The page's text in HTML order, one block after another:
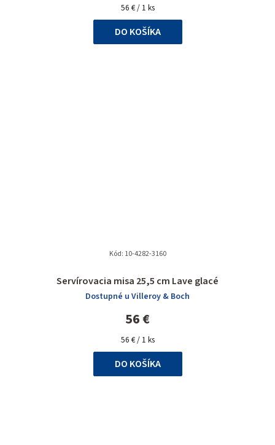
Jednotková
cena:
56 € / 1 ks
DO KOŠÍKA
Servírovacia misa 25,5 cm Lave glacé
Dostupné u Villeroy & Boch
56 €
Jednotková
cena:
56 € / 1 ks
DO KOŠÍKA
Kód: 10-4282-3160